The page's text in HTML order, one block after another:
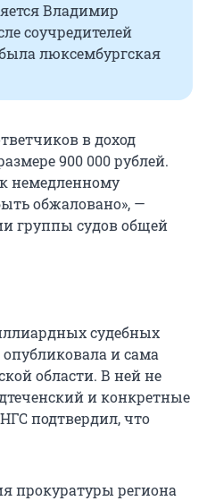
Владимир
соучредителей
люксембургская
в доход
900 000рублей.
немедленному
обжаловано», —
группы судов общей
судебных
опубликовала и сама
области. В ней не
и конкретные
подтвердил, что
прокуратуры региона